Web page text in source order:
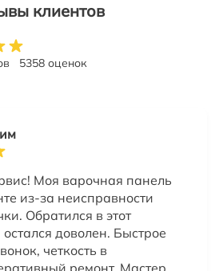
клиентов
5358 оценок
Моя варочная панель
из-за неисправности
Обратился в этот
доволен. Быстрое
четкость в